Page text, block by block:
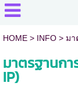
HOME> INFO > มา
มาตรฐานก
IP)